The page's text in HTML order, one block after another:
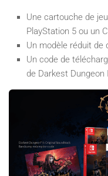
Une cartouche de
PlayStation 5 ou un
Un modèle réduit de
Un code de
de Darkest Dungeon